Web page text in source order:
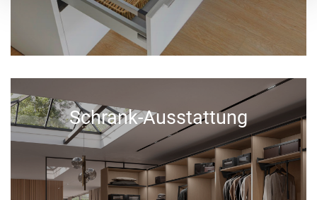
Schrank-Ausstattung